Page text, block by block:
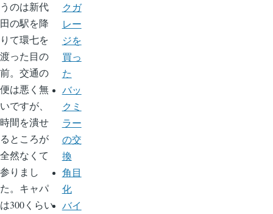
うのは新代
田の駅を降
りて環七を
渡った目の
前。交通の
便は悪く無
いですが、
時間を潰せ
るところが
全然なくて
参りまし
た。キャパ
は300くらい
クガ
レー
ジを
買っ
た
バッ
クミ
ラー
の交
換
角目
化
バイ